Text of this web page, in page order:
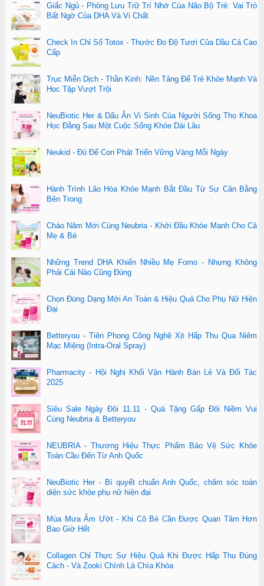
Giấc Ngủ - Phòng Lưu Trữ Trí Nhớ Của Não Bộ Trẻ: Vai Trò
Bất Ngờ Của DHA Và Vi Chất
Check In Chỉ Số Totox - Thước Đo Độ Tươi Của Dầu Cá Cao
Cấp
Trục Miễn Dịch - Thần Kinh: Nền Tảng Để Trẻ Khỏe Mạnh Và
Học Tập Vượt Trội
NeuBiotic Her & Dấu Ấn Vi Sinh Của Người Sống Thọ Khoa
Học Đằng Sau Một Cuộc Sống Khỏe Dài Lâu
Neukid - Đủ Để Con Phát Triển Vững Vàng Mỗi Ngày
Hành Trình Lão Hóa Khỏe Mạnh Bắt Đầu Từ Sự Cân Bằng
Bên Trong
Chào Năm Mới Cùng Neubria - Khởi Đầu Khỏe Mạnh Cho Cả
Mẹ & Bé
Những Trend DHA Khiến Nhiều Mẹ Fomo - Nhưng Không
Phải Cái Nào Cũng Đúng
Chọn Đúng Dạng Mới An Toàn & Hiệu Quả Cho Phụ Nữ Hiện
Đại
Betteryou - Tiên Phong Công Nghệ Xịt Hấp Thu Qua Niêm
Mạc Miệng (Intra-Oral Spray)
Pharmacity - Hội Nghị Khối Vận Hành Bán Lẻ Và Đối Tác
2025
Siêu Sale Ngày Đôi 11.11 - Quà Tặng Gấp Đôi Niềm Vui
Cùng Neubria & Betteryou
NEUBRIA - Thương Hiệu Thực Phẩm Bảo Vệ Sức Khỏe
Toàn Cầu Đến Từ Anh Quốc
NeuBiotic Her - Bí quyết chuẩn Anh Quốc, chăm sóc toàn
diện sức khỏe phụ nữ hiện đại
Mùa Mưa Ẩm Ướt - Khi Cô Bé Cần Được Quan Tâm Hơn
Bao Giờ Hết
Collagen Chỉ Thực Sự Hiệu Quả Khi Được Hấp Thu Đúng
Cách - Và Zooki Chính Là Chìa Khóa